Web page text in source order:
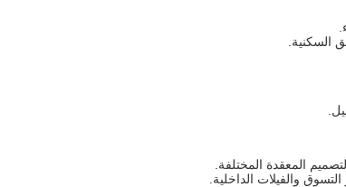
السكنية.
المعقدة المختلفة.
والفيلات الداخلية.